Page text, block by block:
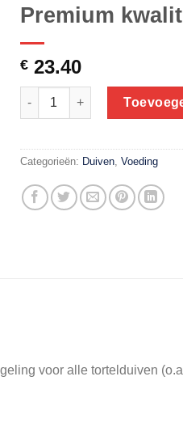
Premium
€ 23.40
Garvo Tortelduivenvoer
Categorieën: Duiven Voeding
voor alle tortelduiven